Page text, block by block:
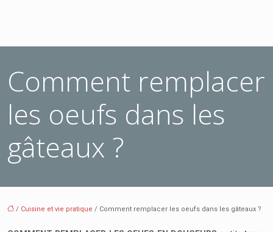
Comment remplacer
les oeufs dans les
gâteaux ?
/ Cuisine et vie pratique / Comment remplacer les oeufs dans les gâteaux ?